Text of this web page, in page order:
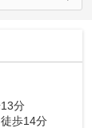
13分
徒歩14分